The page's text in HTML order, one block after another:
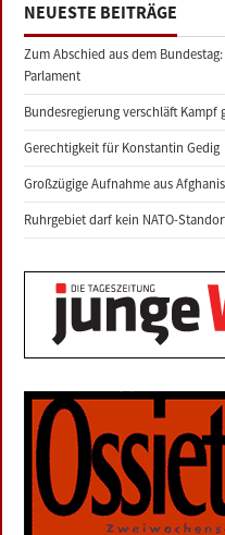
NEUESTE BEITRÄGE
Zum Abschied aus dem
Parlament
Bundesregierung verschläft Kampf
Gerechtigkeit für Konstantin Gedig
Großzügige Aufnahme aus
Ruhrgebiet darf kein NATO-